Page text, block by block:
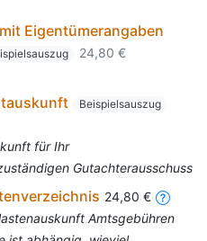
Eigentümerangaben
24,80 €
Beispielsauszug
für Ihr
Gutachterausschuss
24,80 €
Amtsgebühren